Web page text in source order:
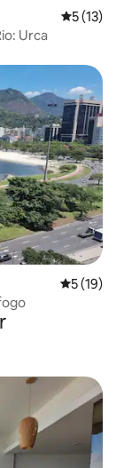
5 av 5 i
5 (13)
Urca
5 av 5 i
5 (19)